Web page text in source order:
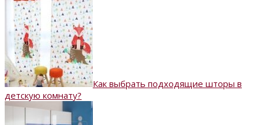
Как выбрать подходящие шторы в
детскую комнату?